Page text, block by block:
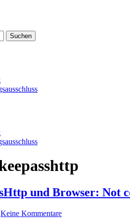
und Browser:
Keine Kommentare